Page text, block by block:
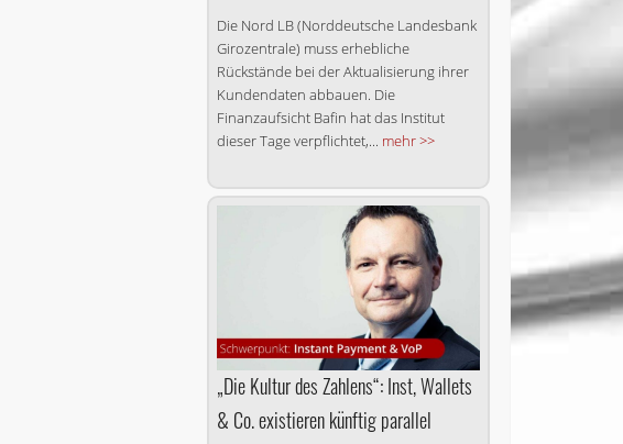
Die Nord LB (Norddeutsche Landesbank
Girozentrale) muss erhebliche
Rückstände bei der Aktualisierung ihrer
Kundendaten abbauen. Die
Finanzaufsicht Bafin hat das Institut
dieser Tage verpflichtet,... mehr >>
„Die Kultur des Zahlens“: Inst, Wallets
& Co. existieren künftig parallel